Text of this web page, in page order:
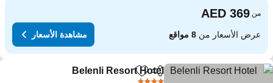
من
عرض الأسعار من8 مواقع مشاهدة الأسعار
مشاركةAdd to favorites
Belenli Resort Hotel